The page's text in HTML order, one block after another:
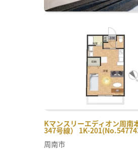
Kマンスリーエディオン周南
347号線） 1K-
周南市